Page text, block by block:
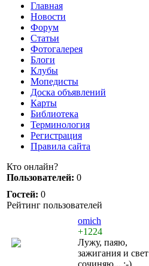
Главная
Новости
Форум
Статьи
Фотогалерея
Блоги
Клубы
Мопедисты
Доска объявлений
Карты
Библиотека
Терминология
Регистрация
Правила сайта
Кто онлайн?
Пользователей: 0
Гостей: 0
Рейтинг пользователей
omich
+1224
Лужу, паяю,
зажигания и свет
сочиняю... ;-)